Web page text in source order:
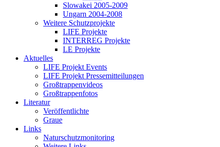
Slowakei 2005-2009
Ungarn 2004-2008
Weitere Schutzprojekte
LIFE Projekte
INTERREG Projekte
LE Projekte
Aktuelles
LIFE Projekt Events
LIFE Projekt Pressemitteilungen
Großtrappenvideos
Großtrappenfotos
Literatur
Veröffentlichte
Graue
Links
Naturschutzmonitoring